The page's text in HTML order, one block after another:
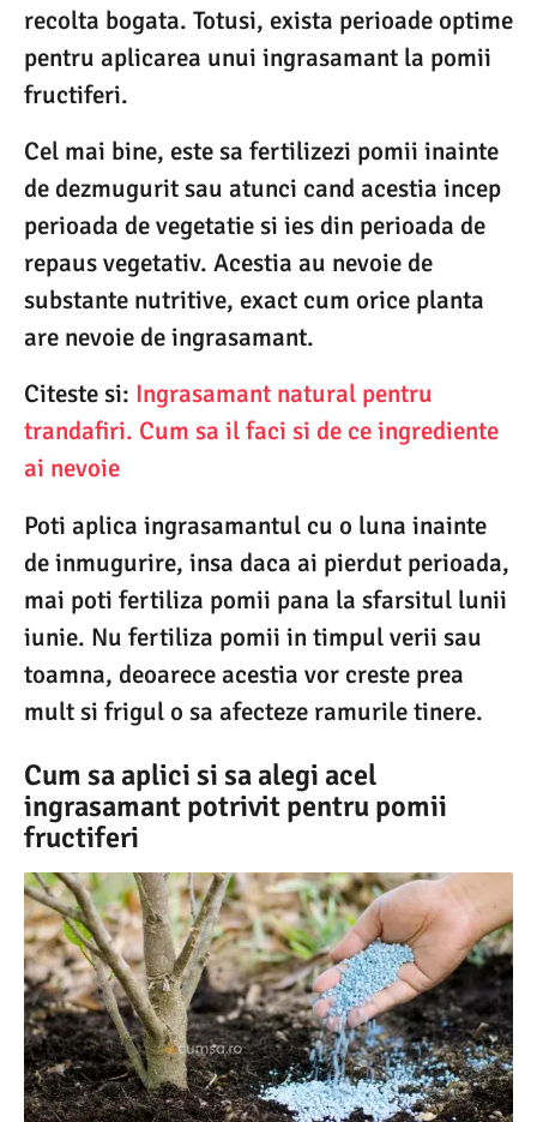
recolta bogata. Totusi, exista perioade optime
pentru aplicarea unui ingrasamant la pomii
fructiferi.
Cel mai bine, este sa fertilizezi pomii inainte
de dezmugurit sau atunci cand acestia incep
perioada de vegetatie si ies din perioada de
repaus vegetativ. Acestia au nevoie de
substante nutritive, exact cum orice planta
are nevoie de ingrasamant.
Citeste si: Ingrasamant natural pentru
trandafiri. Cum sa il faci si de ce ingrediente
ai nevoie
Poti aplica ingrasamantul cu o luna inainte
de inmugurire, insa daca ai pierdut perioada,
mai poti fertiliza pomii pana la sfarsitul lunii
iunie. Nu fertiliza pomii in timpul verii sau
toamna, deoarece acestia vor creste prea
mult si frigul o sa afecteze ramurile tinere.
Cum sa aplici si sa alegi acel
ingrasamant potrivit pentru pomii
fructiferi